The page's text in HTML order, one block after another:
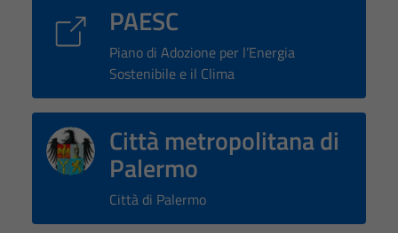
PAESC
Piano di Adozione per l’Energia
Sostenibile e il Clima
Città metropolitana di
Palermo
Città di Palermo